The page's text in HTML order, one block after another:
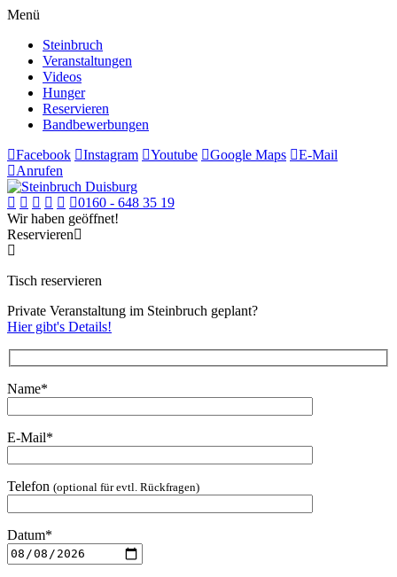
Menü
Steinbruch
Veranstaltungen
Videos
Hunger
Reservieren
Bandbewerbungen
Facebook
Instagram Youtube Google Maps
E-Mail
Anrufen
0160 - 648 35 19
Wir haben geöffnet!
Reservieren
Tisch reservieren
Private Veranstaltung im Steinbruch geplant?
Hier gibt's Details!
Name*
E-Mail*
Telefon (optional für evtl. Rückfragen)
Datum*